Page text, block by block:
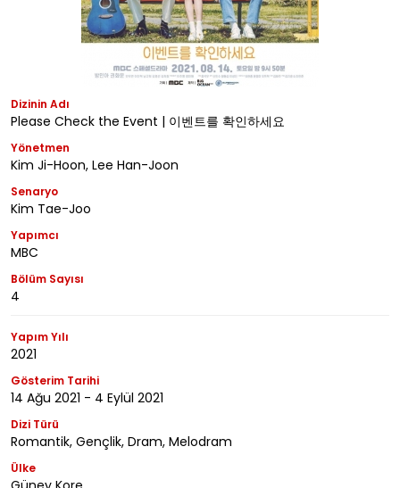
Dizinin Adı
Please Check the Event | 이벤트를 확인하세요
Yönetmen
Kim Ji-Hoon, Lee Han-Joon
Senaryo
Kim Tae-Joo
Yapımcı
MBC
Bölüm Sayısı
4
Yapım Yılı
2021
Gösterim Tarihi
14 Ağu 2021 - 4 Eylül 2021
Dizi Türü
Romantik, Gençlik, Dram, Melodram
Ülke